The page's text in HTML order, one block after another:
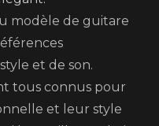
modèle de guitare
et de son.
tous connus pour
et leur style